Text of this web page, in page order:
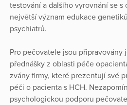
testování a dalšího vyrovnání se s
největší význam edukace
psychiatrů.
Pro pečovatele jsou připravovány
přednášky z oblasti péče
zvány firmy, které prezentují své
péči o pacienta s HCH.
psychologickou podporu